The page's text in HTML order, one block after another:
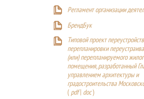
Регламент организации
БрендБук
Типовой проект
перепланировки
(или) перепланируемого
помещения, разработанный
управлением архитектуры и
градостроительства
(pdf| doc)